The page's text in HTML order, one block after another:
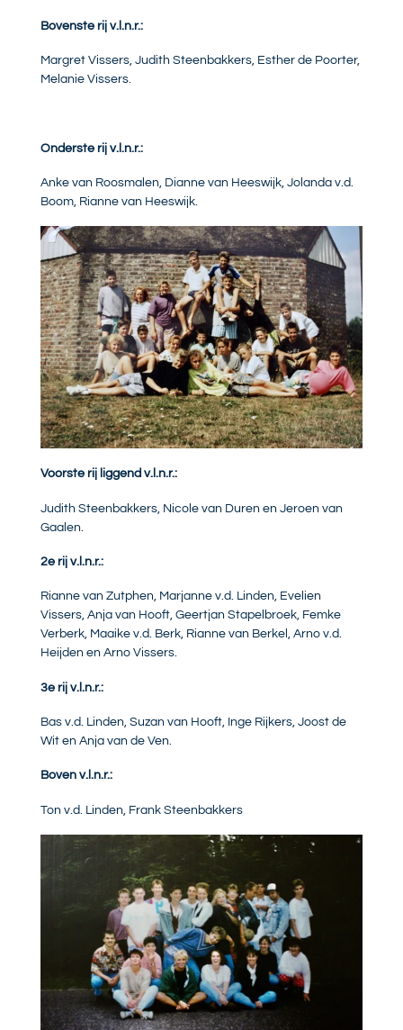
Bovenste rij v.l.n.r.:
Margret Vissers, Judith Steenbakkers, Esther de Poorter,
Melanie Vissers.
Onderste rij v.l.n.r.:
Anke van Roosmalen, Dianne van Heeswijk, Jolanda v.d.
Boom, Rianne van Heeswijk.
Voorste rij liggend v.l.n.r.:
Judith Steenbakkers, Nicole van Duren en Jeroen van
Gaalen.
2e rij v.l.n.r.:
Rianne van Zutphen, Marjanne v.d. Linden, Evelien
Vissers, Anja van Hooft, Geertjan Stapelbroek, Femke
Verberk, Maaike v.d. Berk, Rianne van Berkel, Arno v.d.
Heijden en Arno Vissers.
3e rij v.l.n.r.:
Bas v.d. Linden, Suzan van Hooft, Inge Rijkers, Joost de
Wit en Anja van de Ven.
Boven v.l.n.r.:
Ton v.d. Linden, Frank Steenbakkers